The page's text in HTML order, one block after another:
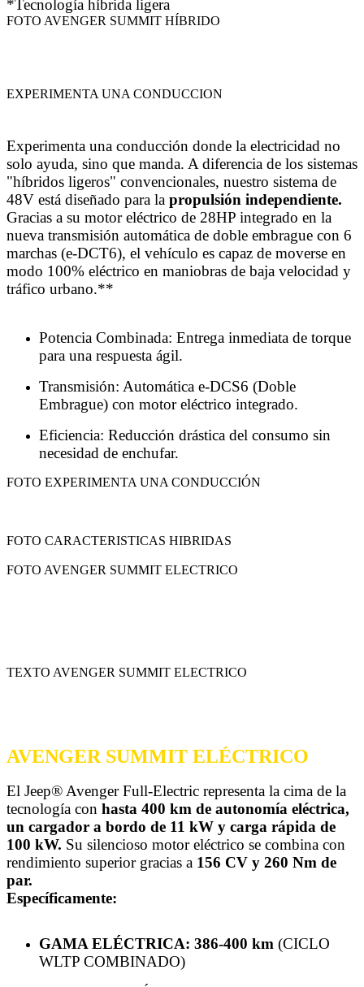
*Tecnología híbrida ligera
FOTO AVENGER SUMMIT HÍBRIDO
EXPERIMENTA UNA CONDUCCION
Experimenta una conducción donde la electricidad no
solo ayuda, sino que manda. A diferencia de los sistemas
"híbridos ligeros" convencionales, nuestro sistema de
48V está diseñado para la propulsión independiente.
Gracias a su motor eléctrico de 28HP integrado en la
nueva transmisión automática de doble embrague con 6
marchas (e-DCT6), el vehículo es capaz de moverse en
modo 100% eléctrico en maniobras de baja velocidad y
tráfico urbano.**
Potencia Combinada: Entrega inmediata de torque
para una respuesta ágil.
Transmisión: Automática e-DCS6 (Doble
Embrague) con motor eléctrico integrado.
Eficiencia: Reducción drástica del consumo sin
necesidad de enchufar.
FOTO EXPERIMENTA UNA CONDUCCIÓN
FOTO CARACTERISTICAS HIBRIDAS
FOTO AVENGER SUMMIT ELECTRICO
TEXTO AVENGER SUMMIT ELECTRICO
AVENGER SUMMIT ELÉCTRICO
El Jeep® Avenger Full-Electric representa la cima de la
tecnología con hasta 400 km de autonomía eléctrica,
un cargador a bordo de 11 kW y carga rápida de
100 kW. Su silencioso motor eléctrico se combina con
rendimiento superior gracias a 156 CV y 260 Nm de
par.
Específicamente:
GAMA ELÉCTRICA: 386-400 km (CICLO
WLTP COMBINADO)